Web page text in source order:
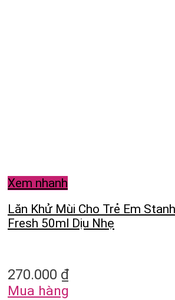
Xem nhanh
Lăn Khử Mùi Cho Trẻ Em
Fresh 50ml Dịu Nhẹ
270.000 ₫
Mua hàng